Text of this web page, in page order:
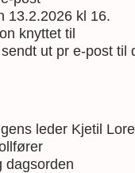
13.2.2026 kl 16.
knyttet til
ut pr e-post til
leder Kjetil
dagsorden